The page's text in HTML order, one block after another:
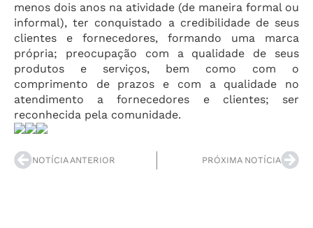
menos dois anos na atividade (de maneira formal ou
informal), ter conquistado a credibilidade de seus
clientes e fornecedores, formando uma marca
própria; preocupação com a qualidade de seus
produtos e serviços, bem como com o
comprimento de prazos e com a qualidade no
atendimento a fornecedores e clientes; ser
reconhecida pela comunidade.
NOTÍCIA ANTERIOR PRÓXIMA NOTÍCIA